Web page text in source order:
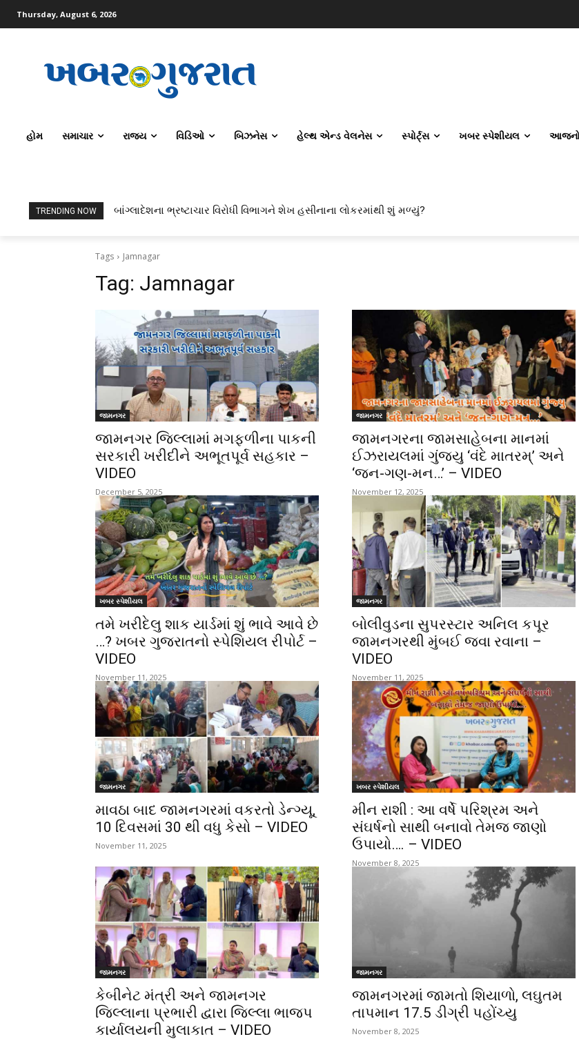
Thursday, August 6, 2026
હોમ સમાચાર રાજ્ય વિડિઓ બિઝનેસ હેલ્થ એન્ડ વેલનેસ સ્પોર્ટ્સ ખબર સ્પેશીયલ આજનો
TRENDING NOW બાંગ્લાદેશના ભ્રષ્ટાચાર વિરોધી વિભાગને શેખ હસીનાના લોકરમાંથી શું મળ્યું?
Tags Jamnagar
Tag: Jamnagar
જામનગર
જામનગર જિલ્લામાં મગફળીના પાકની
સરકારી ખરીદીને અભૂતપૂર્વ સહકાર –
VIDEO
December 5, 2025
જામનગર
જામનગરના જામસાહેબના માનમાં
ઈઝરાયલમાં ગુંજ્યુ ‘વંદે માતરમ્’ અને
‘જન-ગણ-મન…’ – VIDEO
November 12, 2025
ખબર સ્પેશીયલ
તમે ખરીદેલુ શાક યાર્ડમાં શું ભાવે આવે છે
…? ખબર ગુજરાતનો સ્પેશિયલ રીપોર્ટ –
VIDEO
November 11, 2025
જામનગર
બોલીવુડના સુપરસ્ટાર અનિલ કપૂર
જામનગરથી મુંબઈ જવા રવાના –
VIDEO
November 11, 2025
જામનગર
માવઠા બાદ જામનગરમાં વકરતો ડેન્ગ્યૂ,
10 દિવસમાં 30 થી વધુ કેસો – VIDEO
November 11, 2025
ખબર સ્પેશીયલ
મીન રાશી : આ વર્ષે પરિશ્રમ અને
સંઘર્ષનો સાથી બનાવો તેમજ જાણો
ઉપાયો…. – VIDEO
November 8, 2025
જામનગર
કેબીનેટ મંત્રી અને જામનગર
જિલ્લાના પ્રભારી દ્વારા જિલ્લા ભાજપ
કાર્યાલયની મુલાકાત – VIDEO
જામનગર
જામનગરમાં જામતો શિયાળો, લઘુતમ
તાપમાન 17.5 ડીગ્રી પહોંચ્યુ
November 8, 2025